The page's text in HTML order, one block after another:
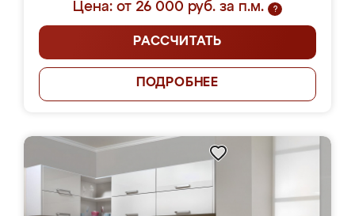
Цена: от 26 000 руб. за п.м.
?
РАССЧИТАТЬ
ПОДРОБНЕЕ